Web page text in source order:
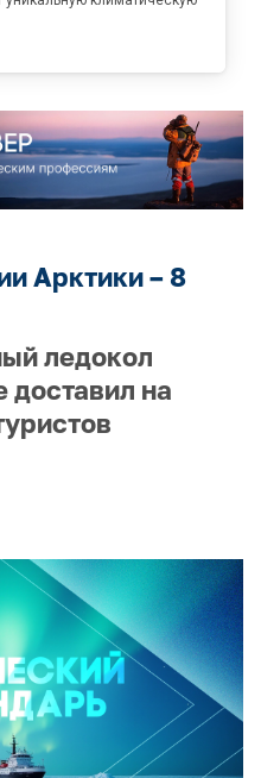
Арктики – 8
ледокол
доставил на